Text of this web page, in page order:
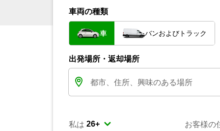
車両の種類
車 バンおよびトラック
出発場所・返却場所
私は お客様の